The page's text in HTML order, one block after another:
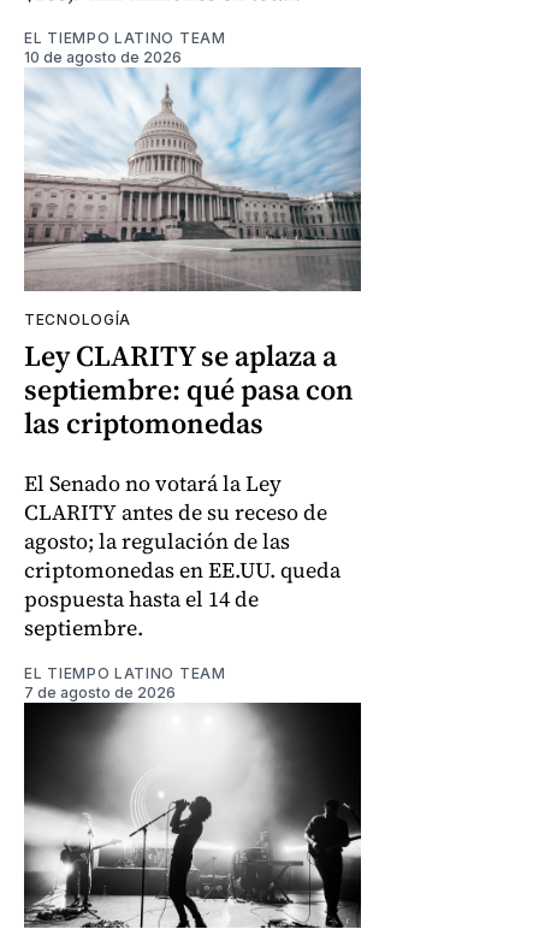
EL TIEMPO LATINO TEAM
10 de agosto de 2026
TECNOLOGÍA
Ley CLARITY se aplaza a
septiembre: qué pasa con
las criptomonedas
El Senado no votará la Ley
CLARITY antes de su receso de
agosto; la regulación de las
criptomonedas en EE.UU. queda
pospuesta hasta el 14 de
septiembre.
EL TIEMPO LATINO TEAM
7 de agosto de 2026